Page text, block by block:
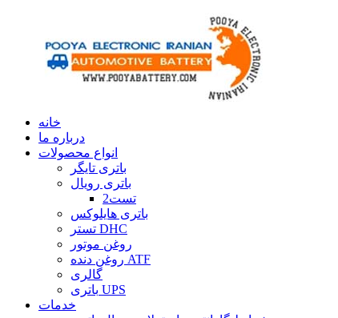
خانه
درباره ما
انواع محصولات
باتری تایگر
باتری رویال
تست2
باتری هایلوکس
تستر DHC
روغن موتور
روغن دنده ATF
گالری
باتری UPS
خدمات